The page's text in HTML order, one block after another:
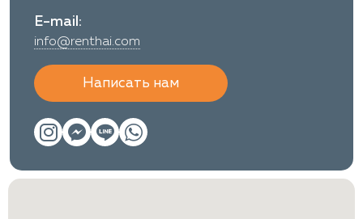
E-mail:
info@renthai.com
Написать нам